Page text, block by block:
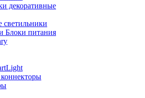
декоративные
Блоки питания